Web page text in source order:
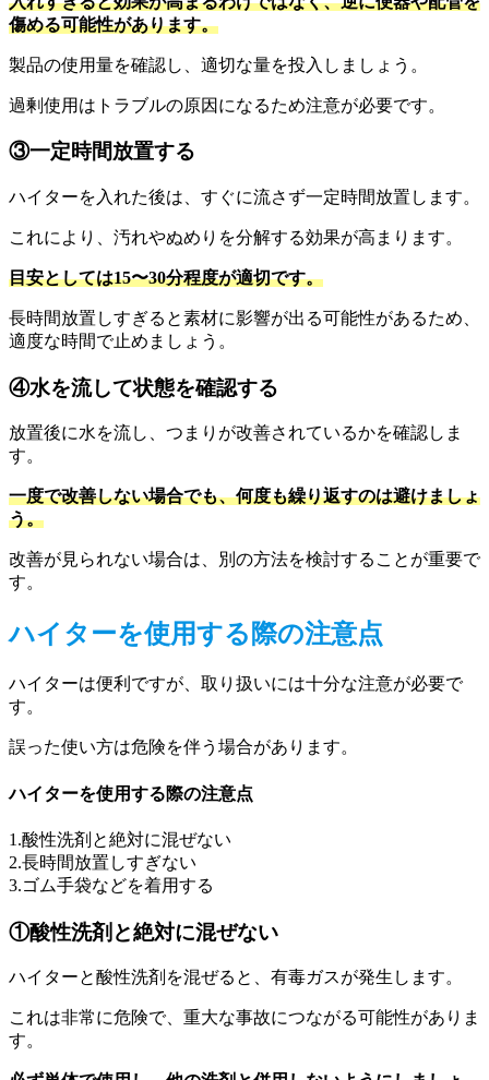
傷める可能性があります。
製品の使用量を確認し、適切な量を投入しましょう。
過剰使用はトラブルの原因になるため注意が必要です。
③一定時間放置する
ハイターを入れた後は、すぐに流さず一定時間放置します。
これにより、汚れやぬめりを分解する効果が高まります。
目安としては15〜30分程度が適切です。
長時間放置しすぎると素材に影響が出る可能性があるため、
適度な時間で止めましょう。
④水を流して状態を確認する
放置後に水を流し、つまりが改善されているかを確認しま
す。
一度で改善しない場合でも、何度も繰り返すのは避けましょ
う。
改善が見られない場合は、別の方法を検討することが重要で
す。
ハイターを使用する際の注意点
ハイターは便利ですが、取り扱いには十分な注意が必要で
す。
誤った使い方は危険を伴う場合があります。
ハイターを使用する際の注意点
1.酸性洗剤と絶対に混ぜない
2.長時間放置しすぎない
3.ゴム手袋などを着用する
①酸性洗剤と絶対に混ぜない
ハイターと酸性洗剤を混ぜると、有毒ガスが発生します。
これは非常に危険で、重大な事故につながる可能性がありま
す。